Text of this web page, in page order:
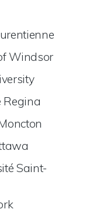
Windsor
Regina
Saint-